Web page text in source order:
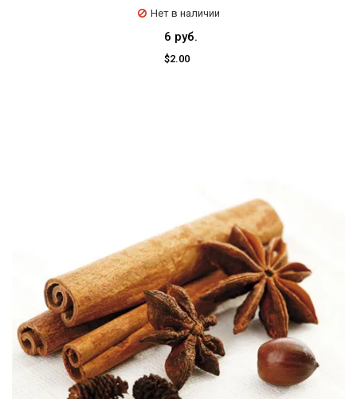
Нет в наличии
6 руб.
$2.00